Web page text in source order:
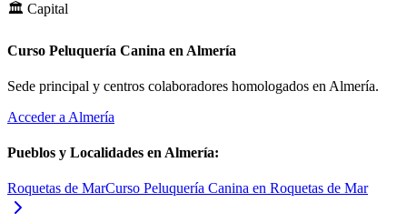
🏛️ Capital
Curso Peluquería Canina en Almería
Sede principal y centros colaboradores homologados en Almería.
Acceder a Almería
Pueblos y Localidades en Almería:
Roquetas de MarCurso Peluquería Canina en Roquetas de Mar